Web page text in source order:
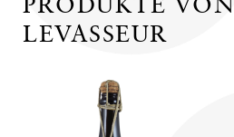
LEVASSEUR